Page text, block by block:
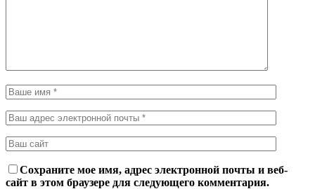
Сохраните мое имя, адрес электронной почты и веб-
сайт в этом браузере для следующего комментария.